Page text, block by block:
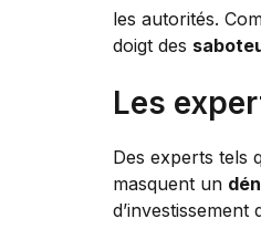
les autorités.
doigt des
Les
Des experts tels
masquent un